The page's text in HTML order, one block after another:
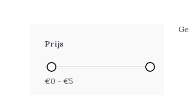
Prijs
€0 - €5